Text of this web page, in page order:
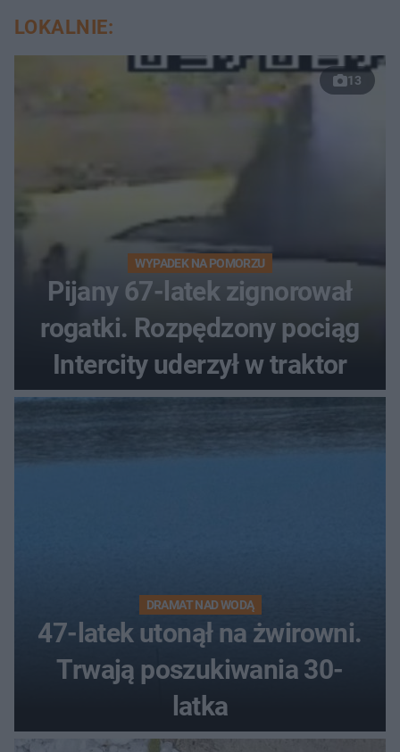
LOKALNIE:
13
WYPADEK NA POMORZU
Pijany 67-latek zignorował
rogatki. Rozpędzony pociąg
Intercity uderzył w traktor
DRAMAT NAD WODĄ
47-latek utonął na żwirowni.
Trwają poszukiwania 30-
latka